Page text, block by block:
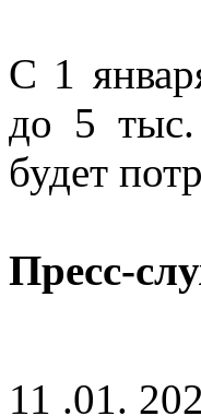
С 1
до 5
будет
Пресс-
11 .01.